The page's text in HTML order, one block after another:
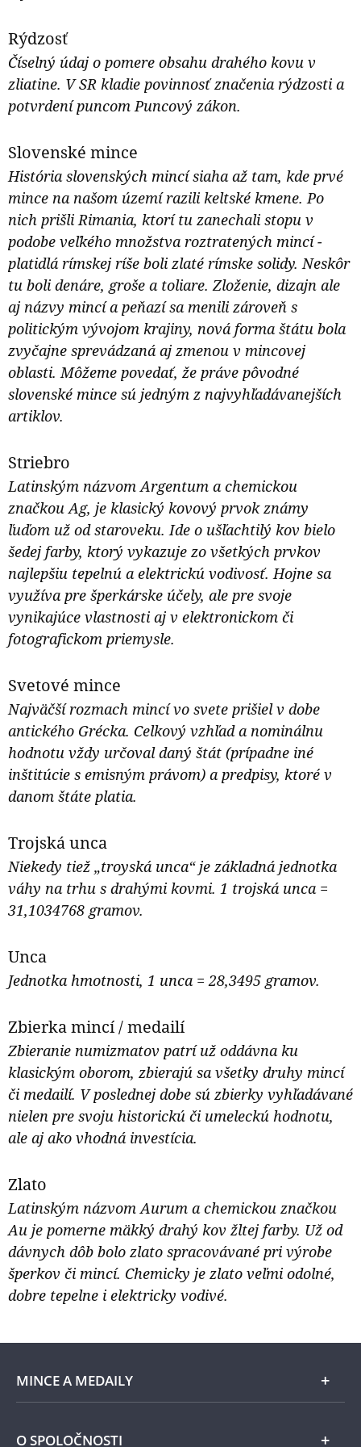
Rýdzosť
Číselný údaj o pomere obsahu drahého kovu v
zliatine. V SR kladie povinnosť značenia rýdzosti a
potvrdení puncom Puncový zákon.
Slovenské mince
História slovenských mincí siaha až tam, kde prvé
mince na našom území razili keltské kmene. Po
nich prišli Rimania, ktorí tu zanechali stopu v
podobe veľkého množstva roztratených mincí -
platidlá rímskej ríše boli zlaté rímske solidy. Neskôr
tu boli denáre, groše a toliare. Zloženie, dizajn ale
aj názvy mincí a peňazí sa menili zároveň s
politickým vývojom krajiny, nová forma štátu bola
zvyčajne sprevádzaná aj zmenou v mincovej
oblasti. Môžeme povedať, že práve pôvodné
slovenské mince sú jedným z najvyhľadávanejších
artiklov.
Striebro
Latinským názvom Argentum a chemickou
značkou Ag, je klasický kovový prvok známy
ľuďom už od staroveku. Ide o ušľachtilý kov bielo
šedej farby, ktorý vykazuje zo všetkých prvkov
najlepšiu tepelnú a elektrickú vodivosť. Hojne sa
využíva pre šperkárske účely, ale pre svoje
vynikajúce vlastnosti aj v elektronickom či
fotografickom priemysle.
Svetové mince
Najväčší rozmach mincí vo svete prišiel v dobe
antického Grécka. Celkový vzhľad a nominálnu
hodnotu vždy určoval daný štát (prípadne iné
inštitúcie s emisným právom) a predpisy, ktoré v
danom štáte platia.
Trojská unca
Niekedy tiež „troyská unca“ je základná jednotka
váhy na trhu s drahými kovmi. 1 trojská unca =
31,1034768 gramov.
Unca
Jednotka hmotnosti, 1 unca = 28,3495 gramov.
Zbierka mincí / medailí
Zbieranie numizmatov patrí už oddávna ku
klasickým oborom, zbierajú sa všetky druhy mincí
či medailí. V poslednej dobe sú zbierky vyhľadávané
nielen pre svoju historickú či umeleckú hodnotu,
ale aj ako vhodná investícia.
Zlato
Latinským názvom Aurum a chemickou značkou
Au je pomerne mäkký drahý kov žltej farby. Už od
dávnych dôb bolo zlato spracovávané pri výrobe
šperkov či mincí. Chemicky je zlato veľmi odolné,
dobre tepelne i elektricky vodivé.
MINCE A MEDAILY
Len v Národnej Pokladnici
O SPOLOČNOSTI